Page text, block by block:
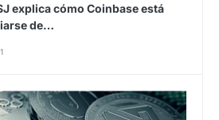
explica cómo Coinbase está
de…